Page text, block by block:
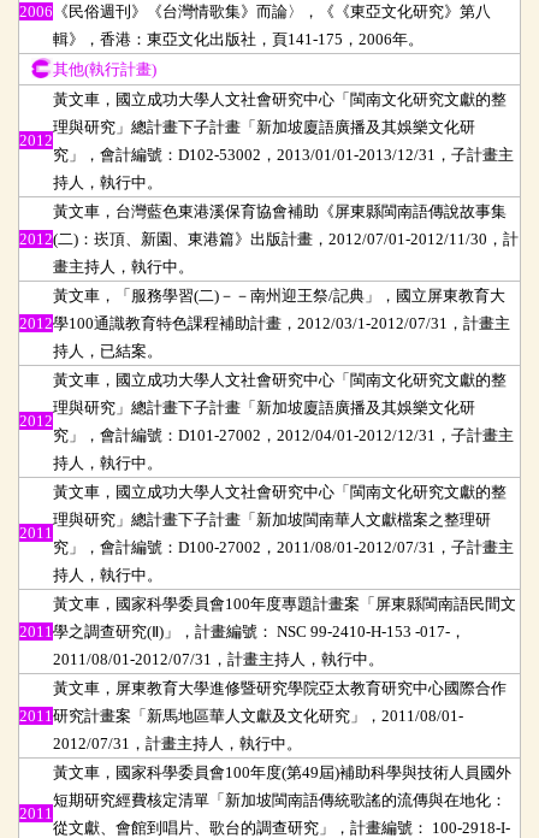
2006 《民俗週刊》《台灣情歌集》而論〉，《《東亞文化研究》第八
輯》，香港：東亞文化出版社，頁141-175，2006年。
其他(執行計畫)
2012
黃文車，國立成功大學人文社會研究中心「閩南文化研究文獻的整
理與研究」總計畫下子計畫「新加坡廈語廣播及其娛樂文化研
究」，會計編號：D102-53002，2013/01/01-2013/12/31，子計畫主
持人，執行中。
2012
黃文車，台灣藍色東港溪保育協會補助《屏東縣閩南語傳說故事集
(二)：崁頂、新園、東港篇》出版計畫，2012/07/01-2012/11/30，計
畫主持人，執行中。
2012
黃文車，「服務學習(二)－－南州迎王祭/記典」，國立屏東教育大
學100通識教育特色課程補助計畫，2012/03/1-2012/07/31，計畫主
持人，已結案。
2012
黃文車，國立成功大學人文社會研究中心「閩南文化研究文獻的整
理與研究」總計畫下子計畫「新加坡廈語廣播及其娛樂文化研
究」，會計編號：D101-27002，2012/04/01-2012/12/31，子計畫主
持人，執行中。
2011
黃文車，國立成功大學人文社會研究中心「閩南文化研究文獻的整
理與研究」總計畫下子計畫「新加坡閩南華人文獻檔案之整理研
究」，會計編號：D100-27002，2011/08/01-2012/07/31，子計畫主
持人，執行中。
2011
黃文車，國家科學委員會100年度專題計畫案「屏東縣閩南語民間文
學之調查研究(Ⅱ)」，計畫編號： NSC 99-2410-H-153 -017-，
2011/08/01-2012/07/31，計畫主持人，執行中。
2011
黃文車，屏東教育大學進修暨研究學院亞太教育研究中心國際合作
研究計畫案「新馬地區華人文獻及文化研究」，2011/08/01-
2012/07/31，計畫主持人，執行中。
2011
黃文車，國家科學委員會100年度(第49屆)補助科學與技術人員國外
短期研究經費核定清單「新加坡閩南語傳統歌謠的流傳與在地化：
從文獻、會館到唱片、歌台的調查研究」，計畫編號： 100-2918-I-